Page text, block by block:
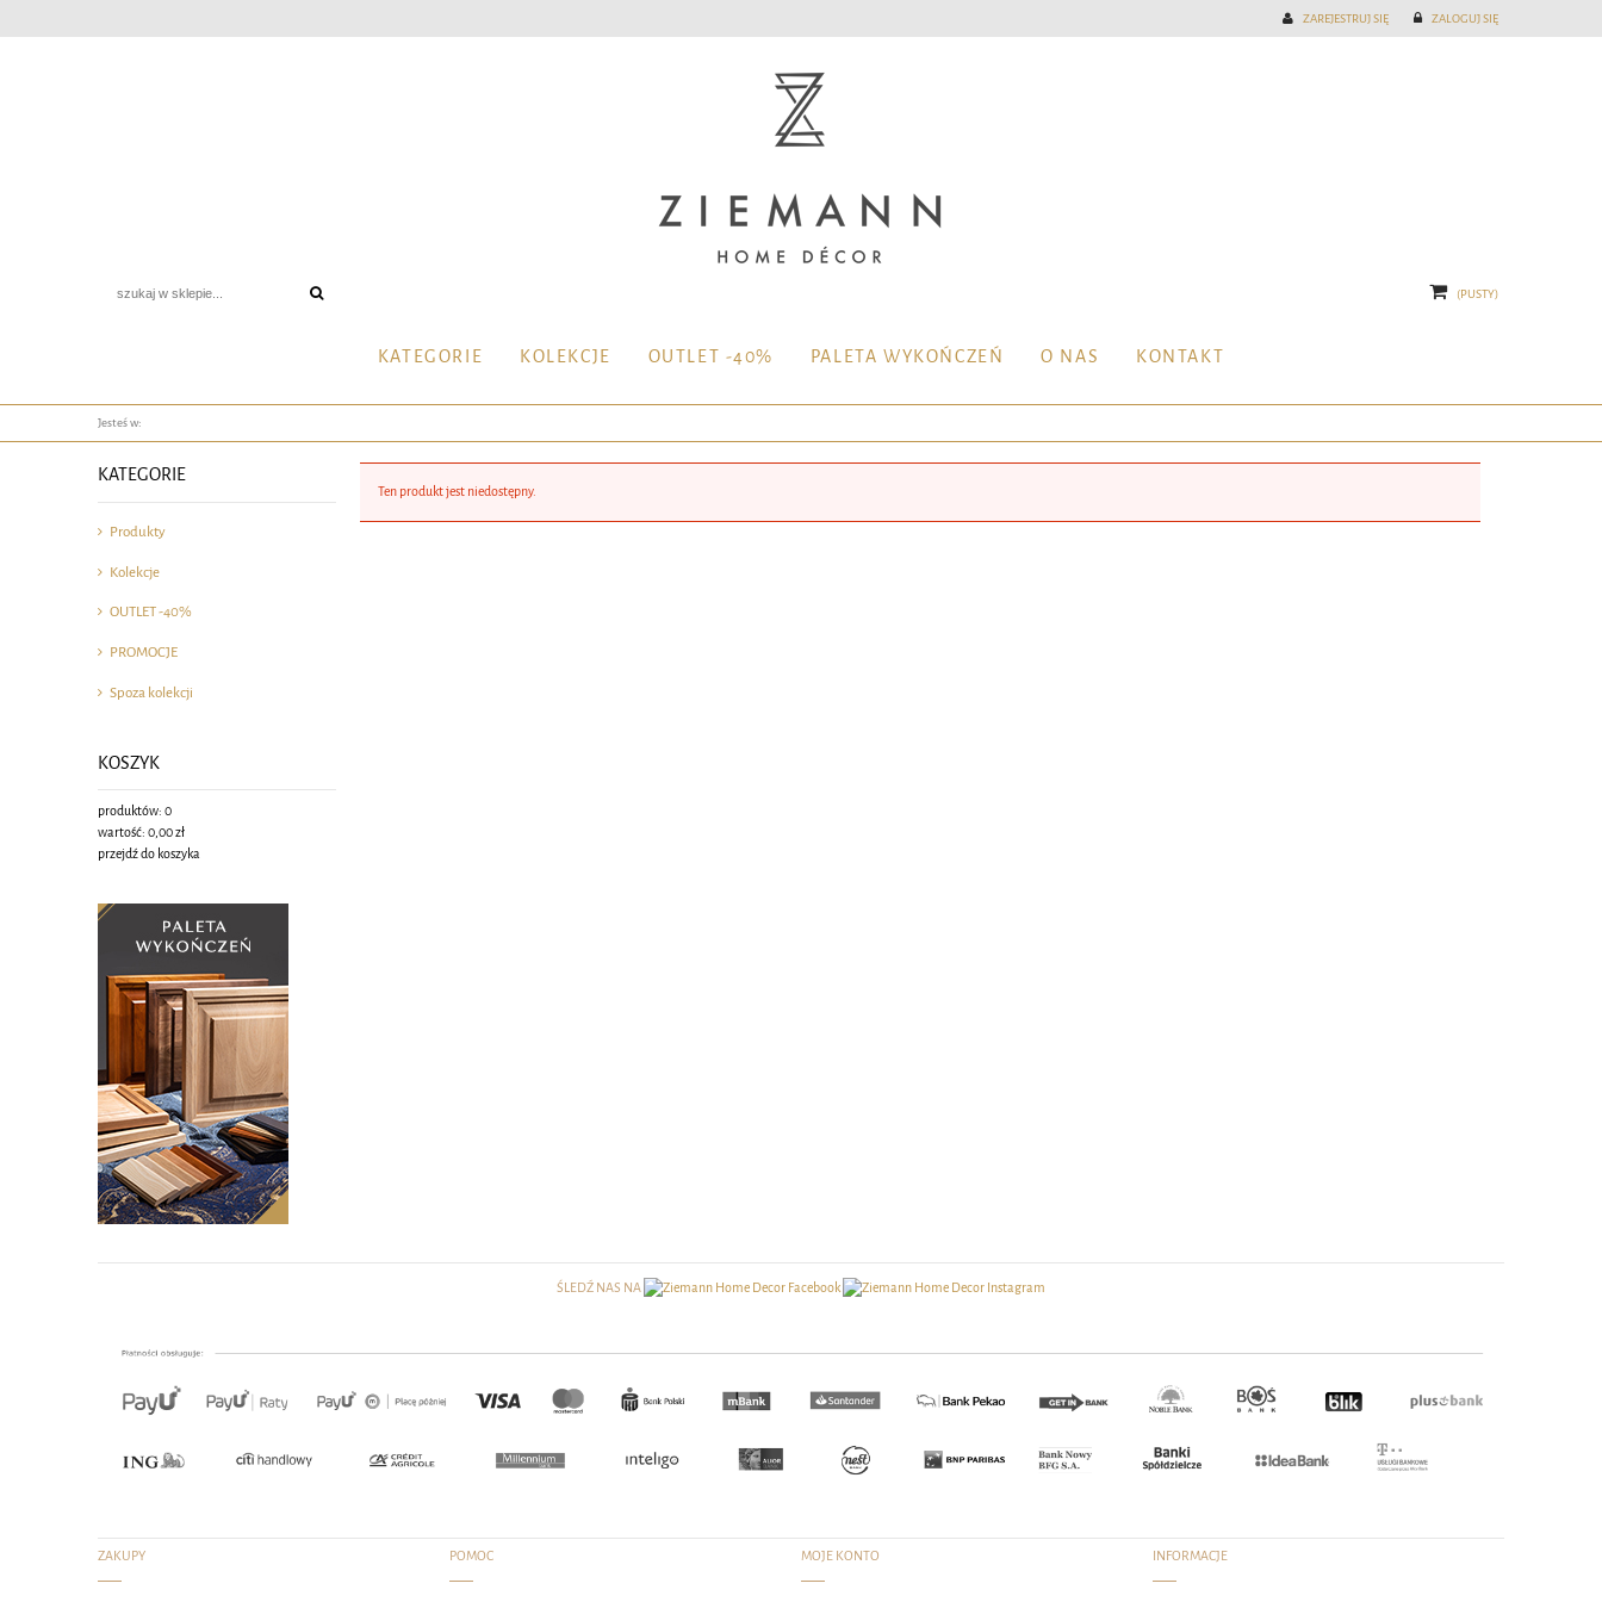
ZAREJESTRUJ SIĘ ZALOGUJ SIĘ
(PUSTY)
KATEGORIE KOLEKCJE OUTLET -40% PALETA WYKOŃCZEŃ O NAS KONTAKT
Jesteś w:
KATEGORIE
Produkty
Kolekcje
OUTLET -40%
PROMOCJE
Spoza kolekcji
KOSZYK
produktów: 0
wartość: 0,00 zł
przejdź do koszyka
Ten produkt jest niedostępny.
ŚLEDŹ NAS NA
ZAKUPY POMOC MOJE KONTO INFORMACJE